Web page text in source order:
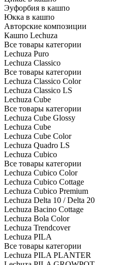
Эуфорбия в кашпо
Юкка в кашпо
Авторские композиции
Кашпо Lechuza
Все товары категории
Lechuza Puro
Lechuza Classico
Все товары категории
Lechuza Classico Color
Lechuza Classico LS
Lechuza Cube
Все товары категории
Lechuza Cube Glossy
Lechuza Cube
Lechuza Cube Color
Lechuza Quadro LS
Lechuza Cubico
Все товары категории
Lechuza Cubico Color
Lechuza Cubico Cottage
Lechuza Cubico Premium
Lechuza Delta 10 / Delta 20
Lechuza Bacino Cottage
Lechuza Bola Color
Lechuza Trendcover
Lechuza PILA
Все товары категории
Lechuza PILA PLANTER